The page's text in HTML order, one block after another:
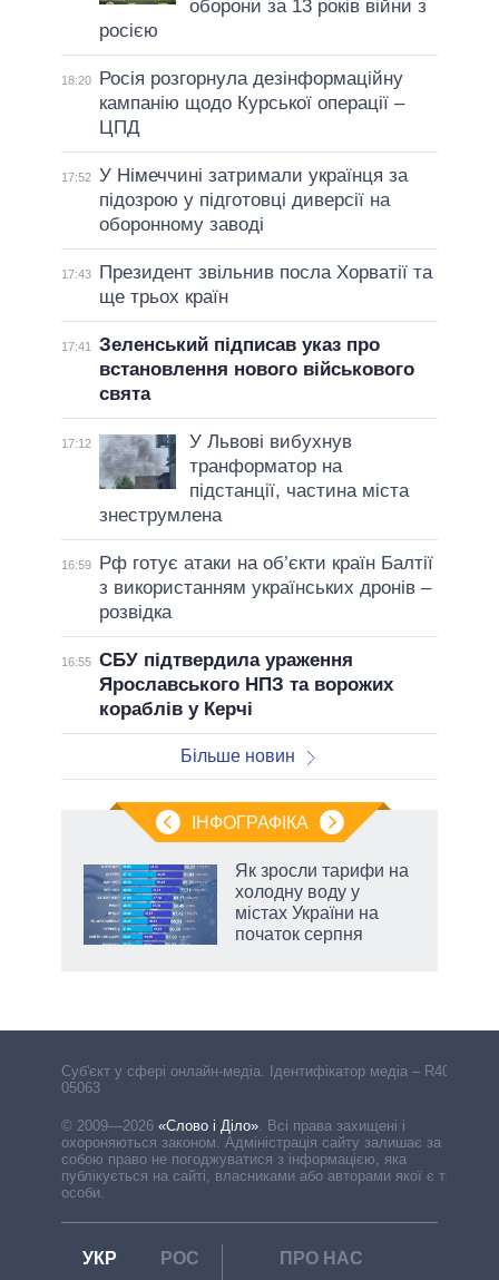
оборони за 13 років війни з
росією
18:20
Росія розгорнула дезінформаційну
кампанію щодо Курської операції –
ЦПД
17:52 У Німеччині затримали українця за
підозрою у підготовці диверсії на
оборонному заводі
17:43
Президент звільнив посла Хорватії та
ще трьох країн
17:41
Зеленський підписав указ про
встановлення нового військового
свята
17:12
У Львові вибухнув
транформатор на
підстанції, частина міста
знеструмлена
16:59
Рф готує атаки на об’єкти країн Балтії
з використанням українських дронів –
розвідка
16:55 СБУ підтвердила ураження
Ярославського НПЗ та ворожих
кораблів у Керчі
Більше новин
ІНФОГРАФІКА
Як зросли тарифи на
холодну воду у
містах України на
початок серпня
Cуб'єкт у сфері онлайн-медіа. Ідентифікатор медіа – R40-
05063
© 2009—2026 «Слово і Діло» Всі права захищені і
охороняються законом. Адміністрація сайту залишає за
собою право не погоджуватися з інформацією, яка
публікується на сайті, власниками або авторами якої є треті
особи.
УКР РОС
ПРО НАС